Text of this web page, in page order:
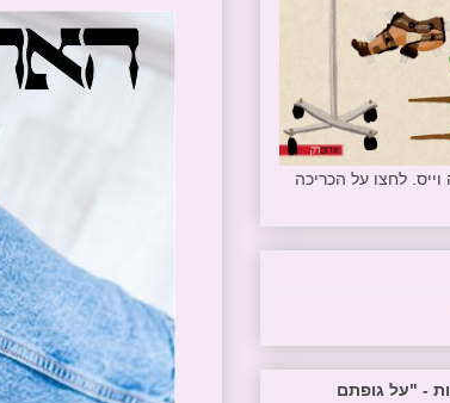
לחצו על הכריכה
- "על גופתם